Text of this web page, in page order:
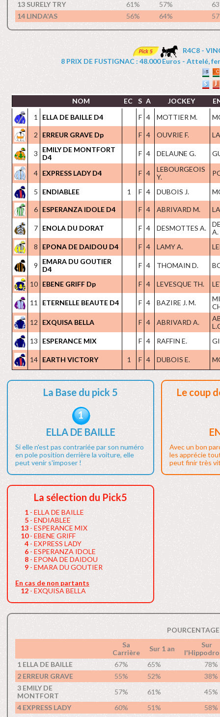
13 SURELY TRY
61% 57%
14 LINDA'AS
56% 64%
R4C8 -
8 PRIX DE FUSTIGNAC : 48.000 Euros - Attelé,
NOM EC S A JOCKEY
1
ELLA DE BAILLE D4 F 4 MOTTIER M.
2 ERREUR GRAVE Dp F 4 OUVRIE F.
3
EMILY DE MONTFORT
D4
F 4 DELAUNE G.
4 EXPRESS LADY D4 F 4
LEBOURGEOIS
Y.
5 ENDIABLEE 1 F 4 DUBOIS J.
6 ESPERANZA IDOLE D4 F 4 ABRIVARD M.
7 ENOLA DU DORAT F 4 DESMOTTES A.
A.
8
EPONA DE DAIDOU D4 F 4 LAMY A.
9
EMARA DU GOUTIER
D4
F 4 THOMAIN D.
10 EBENE GRIFF Dp F 4 LEVESQUE TH.
11 ETERNELLE BEAUTE D4 F 4 BAZIRE J. M.
12
EXQUISA BELLA F 4 ABRIVARD A.
13
ESPERANCE MIX F 4 RAFFIN E.
14 EARTH VICTORY 1 F 4 DUBOIS E.
La Base du pick 5
1
ELLA DE BAILLE
Si elle n'est pas contrariée par son numéro
en pole position derrière la voiture, elle
peut venir s'imposer !
Le coup
Avec un bon
les apprécie
peut finir très
La sélection du Pick5
1- ELLA DE BAILLE
5- ENDIABLEE
13- ESPERANCE MIX
10- EBENE GRIFF
4- EXPRESS LADY
6- ESPERANZA IDOLE
8- EPONA DE DAIDOU
9- EMARA DU GOUTIER
En cas de non partants
12- EXQUISA BELLA
Sa
Carrière
Sur 1 an
Sur
1 ELLA DE BAILLE
67% 65%
78%
2 ERREUR GRAVE
55% 52%
38%
3 EMILY DE
MONTFORT
57% 61%
45%
4 EXPRESS LADY
60% 51%
58%